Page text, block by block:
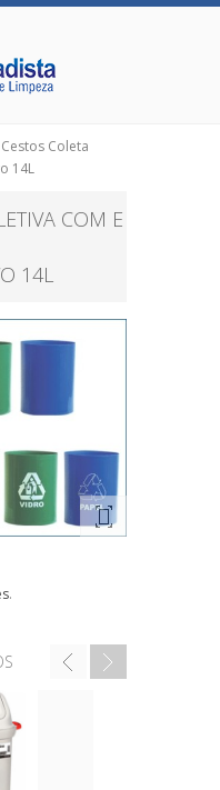
Coleta
14L
COM E
14L
.